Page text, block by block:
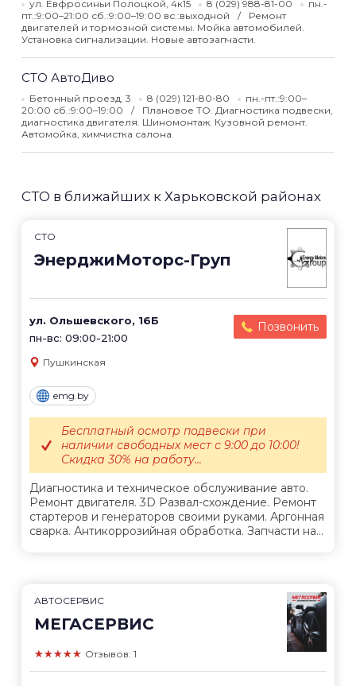
ул. Евфросиньи Полоцкой, 4к15 8 (029) 988-81-00
пн.-
пт.:9:00–21:00 сб.:9:00–19:00 вс.:выходной
Ремонт
двигателей и тормозной системы. Мойка автомобилей.
Установка сигнализации. Новые автозапчасти.
СТО АвтоДиво
Бетонный проезд, 3 8 (029) 121-80-80
пн.-пт.:9:00–
20:00 сб.:9:00–19:00
Плановое ТО. Диагностика подвески,
диагностика двигателя. Шиномонтаж. Кузовной ремонт.
Автомойка, химчистка салона.
СТО в ближайших к Харьковской районах
СТО
ЭнерджиМоторс-Груп
ул. Ольшевского, 16Б
пн-вс: 09:00-21:00
Позвонить
Пушкинская
emg.by
Диагностика и техническое обслуживание авто.
Ремонт двигателя. 3D Развал-схождение. Ремонт
стартеров и генераторов своими руками. Аргонная
сварка. Антикоррозийная обработка. Запчасти на...
Бесплатный осмотр подвески при
наличии свободных мест с 9:00 до 10:00!
Скидка 30% на работу...
АВТОСЕРВИС
МЕГАСЕРВИС
★★★★★ Отзывов: 1